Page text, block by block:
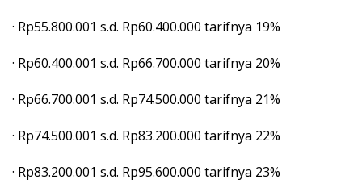
· Rp55.800.001 s.d. Rp60.400.000 tarifnya 19%
· Rp60.400.001 s.d. Rp66.700.000 tarifnya 20%
· Rp66.700.001 s.d. Rp74.500.000 tarifnya 21%
· Rp74.500.001 s.d. Rp83.200.000 tarifnya 22%
· Rp83.200.001 s.d. Rp95.600.000 tarifnya 23%